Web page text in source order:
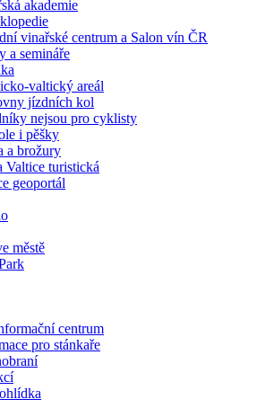
akademie
vinařské centrum a Salon vín ČR
a semináře
valtický areál
jízdních kol
nejsou pro cyklisty
i pěšky
a brožury
Valtice turistická
geoportál
městě
centrum
pro stánkaře